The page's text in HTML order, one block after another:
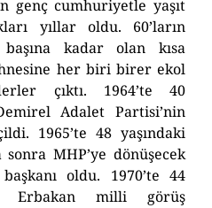
genç cumhuriyetle yaşıt
yıllar oldu. 60’ların
kadar olan kısa
her biri birer ekol
çıktı. 1964’te 40
Adalet Partisi’nin
1965’te 48 yaşındaki
MHP’ye dönüşecek
oldu. 1970’te 44
Erbakan milli görüş